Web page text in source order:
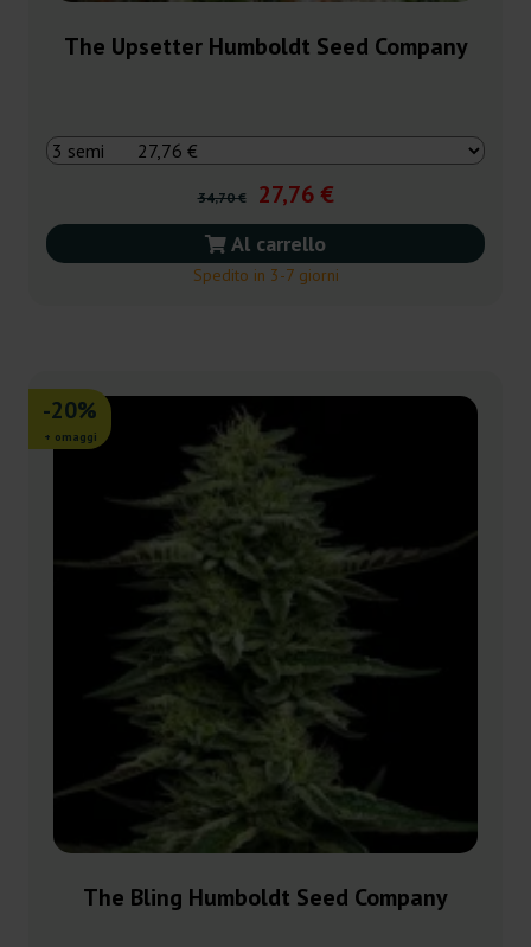
The Upsetter Humboldt Seed Company
34,70 € 27,76 €
Al carrello
Spedito in 3-7 giorni
-20%
+ omaggi
The Bling Humboldt Seed Company